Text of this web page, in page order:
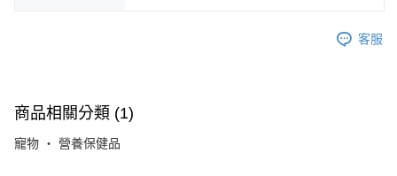
客服
商品相關分類 (1)
寵物 ‧ 營養保健品